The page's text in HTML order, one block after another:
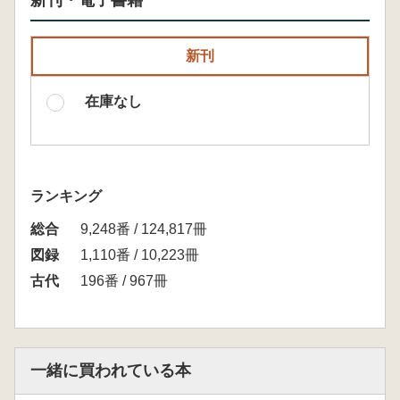
新刊
在庫なし
ランキング
総合
9,248番 / 124,817冊
図録
1,110番 / 10,223冊
古代
196番 / 967冊
一緒に買われている本